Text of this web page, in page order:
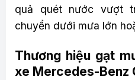
quả quét nước vượt
chuyển dưới mưa lớn
Thương hiệu gạt
xe Mercedes-Benz